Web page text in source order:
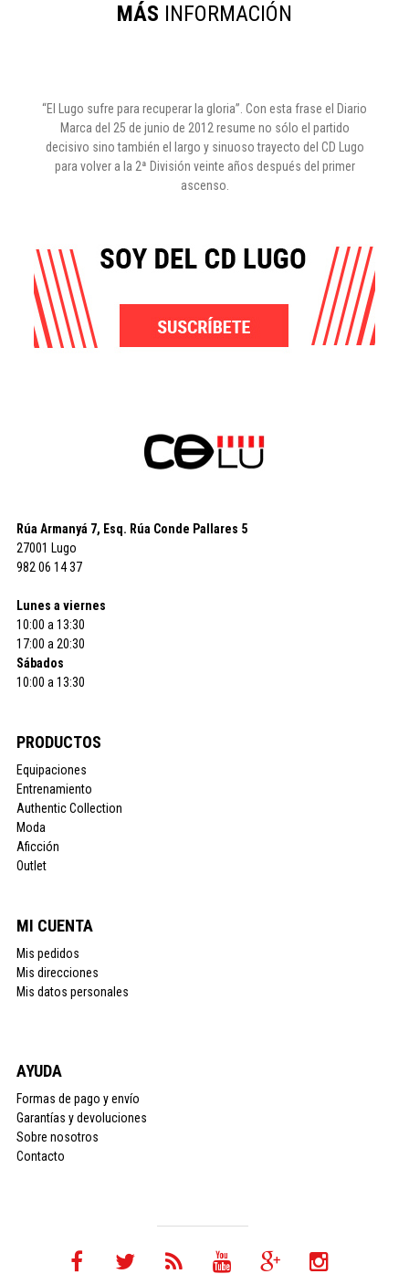
MÁS INFORMACIÓN
“El Lugo sufre para recuperar la gloria”. Con esta frase el Diario
Marca del 25 de junio de 2012 resume no sólo el partido
decisivo sino también el largo y sinuoso trayecto del CD Lugo
para volver a la 2ª División veinte años después del primer
ascenso.
Rúa Armanyá 7, Esq. Rúa Conde Pallares 5
27001 Lugo
982 06 14 37
Lunes a viernes
10:00 a 13:30
17:00 a 20:30
Sábados
10:00 a 13:30
PRODUCTOS
Equipaciones
Entrenamiento
Authentic Collection
Moda
Aficción
Outlet
MI CUENTA
Mis pedidos
Mis direcciones
Mis datos personales
AYUDA
Formas de pago y envío
Garantías y devoluciones
Sobre nosotros
Contacto